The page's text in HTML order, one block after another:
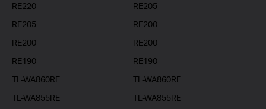
RE220
RE205
RE205
RE200
RE200
RE200
RE190
RE190
TL-WA860RE
TL-WA860RE
TL-WA855RE
TL-WA855RE